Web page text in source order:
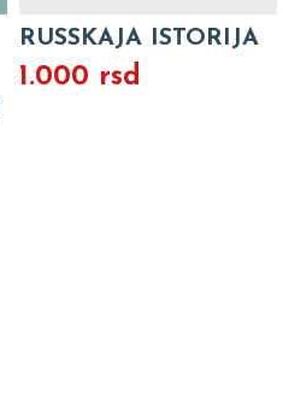
RUSSKAJA ISTORIJA
1.000 rsd